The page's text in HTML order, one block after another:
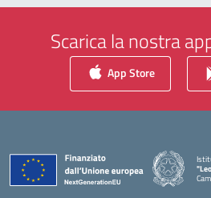
Scarica la nostra
App Store
—